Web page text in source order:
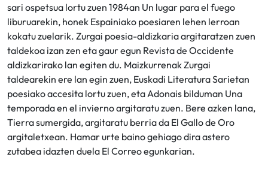
sari ospetsua lortu zuen 1984an Un lugar para el fuego
liburuarekin, honek Espainiako poesiaren lehen lerroan
kokatu zuelarik. Zurgai poesia-aldizkaria argitaratzen zuen
taldekoa izan zen eta gaur egun Revista de Occidente
aldizkarirako lan egiten du. Maizkurrenak Zurgai
taldearekin ere lan egin zuen, Euskadi Literatura Sarietan
poesiako accesita lortu zuen, eta Adonais bilduman Una
temporada en el invierno argitaratu zuen. Bere azken lana,
Tierra sumergida, argitaratu berria da El Gallo de Oro
argitaletxean. Hamar urte baino gehiago dira astero
zutabea idazten duela El Correo egunkarian.